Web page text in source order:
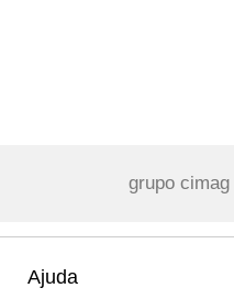
grupo cimag
Ajuda